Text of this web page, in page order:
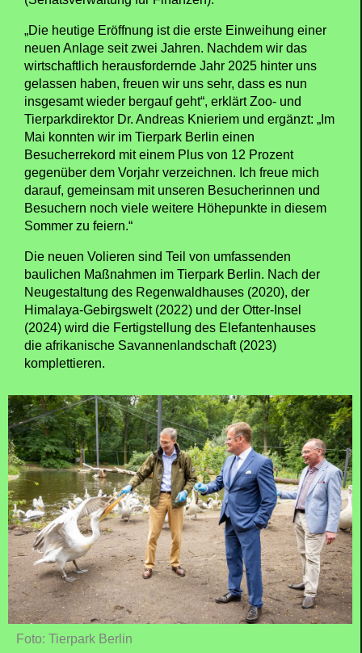
„Die heutige Eröffnung ist die erste Einweihung einer
neuen Anlage seit zwei Jahren. Nachdem wir das
wirtschaftlich herausfordernde Jahr 2025 hinter uns
gelassen haben, freuen wir uns sehr, dass es nun
insgesamt wieder bergauf geht“, erklärt Zoo- und
Tierparkdirektor Dr. Andreas Knieriem und ergänzt: „Im
Mai konnten wir im Tierpark Berlin einen
Besucherrekord mit einem Plus von 12 Prozent
gegenüber dem Vorjahr verzeichnen. Ich freue mich
darauf, gemeinsam mit unseren Besucherinnen und
Besuchern noch viele weitere Höhepunkte in diesem
Sommer zu feiern.“
Die neuen Volieren sind Teil von umfassenden
baulichen Maßnahmen im Tierpark Berlin. Nach der
Neugestaltung des Regenwaldhauses (2020), der
Himalaya-Gebirgswelt (2022) und der Otter-Insel
(2024) wird die Fertigstellung des Elefantenhauses
die afrikanische Savannenlandschaft (2023)
komplettieren.
Foto: Tierpark Berlin